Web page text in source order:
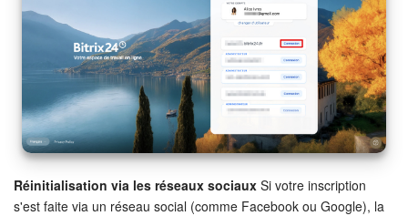
Réinitialisation via les réseaux sociaux Si votre inscription
s'est faite via un réseau social (comme Facebook ou Google), la